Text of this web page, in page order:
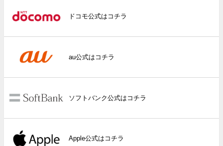
ドコモ公式はコチラ
au公式はコチラ
ソフトバンク公式はコチラ
Apple公式はコチラ